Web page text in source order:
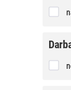
darba